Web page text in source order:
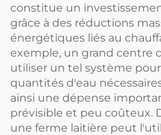
constitue un
grâce à des réductions
énergétiques liés au
exemple, un grand centre
utiliser un tel système
quantités d'eau
ainsi une dépense
prévisible et peu coûteux.
une ferme laitière peut